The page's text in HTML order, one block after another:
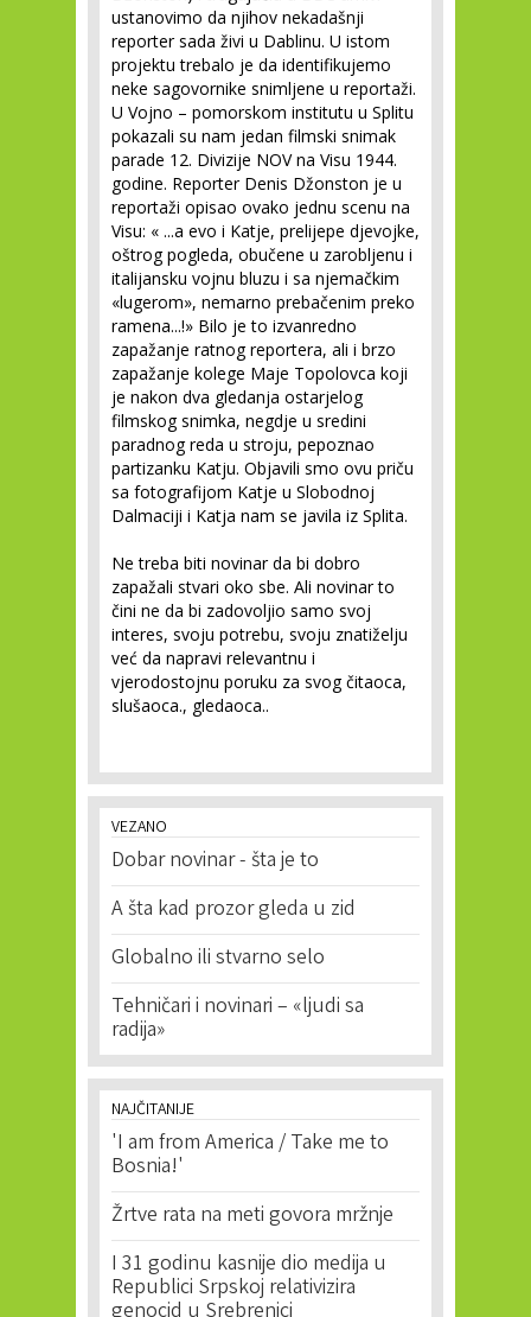
ustanovimo da njihov nekadašnji
reporter sada živi u Dablinu. U istom
projektu trebalo je da identifikujemo
neke sagovornike snimljene u reportaži.
U Vojno – pomorskom institutu u Splitu
pokazali su nam jedan filmski snimak
parade 12. Divizije NOV na Visu 1944.
godine. Reporter Denis Džonston je u
reportaži opisao ovako jednu scenu na
Visu: « ...a evo i Katje, prelijepe djevojke,
oštrog pogleda, obučene u zarobljenu i
italijansku vojnu bluzu i sa njemačkim
«lugerom», nemarno prebačenim preko
ramena...!» Bilo je to izvanredno
zapažanje ratnog reportera, ali i brzo
zapažanje kolege Maje Topolovca koji
je nakon dva gledanja ostarjelog
filmskog snimka, negdje u sredini
paradnog reda u stroju, pepoznao
partizanku Katju. Objavili smo ovu priču
sa fotografijom Katje u Slobodnoj
Dalmaciji i Katja nam se javila iz Splita.
Ne treba biti novinar da bi dobro
zapažali stvari oko sbe. Ali novinar to
čini ne da bi zadovoljio samo svoj
interes, svoju potrebu, svoju znatiželju
već da napravi relevantnu i
vjerodostojnu poruku za svog čitaoca,
slušaoca., gledaoca..
VEZANO
Dobar novinar - šta je to
A šta kad prozor gleda u zid
Globalno ili stvarno selo
Tehničari i novinari – «ljudi sa
radija»
NAJČITANIJE
'I am from America / Take me to
Bosnia!'
Žrtve rata na meti govora mržnje
I 31 godinu kasnije dio medija u
Republici Srpskoj relativizira